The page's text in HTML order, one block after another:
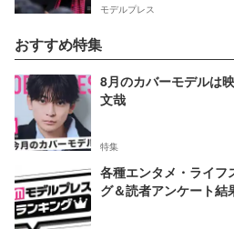
モデルプレス
おすすめ特集
8月のカバーモデルは
文哉
特集
各種エンタメ・ライフ
グ＆読者アンケート結